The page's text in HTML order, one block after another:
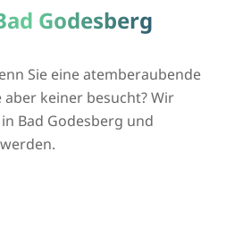
Godesberg
Sie eine atemberaubende
aber keiner besucht? Wir
Bad Godesberg und